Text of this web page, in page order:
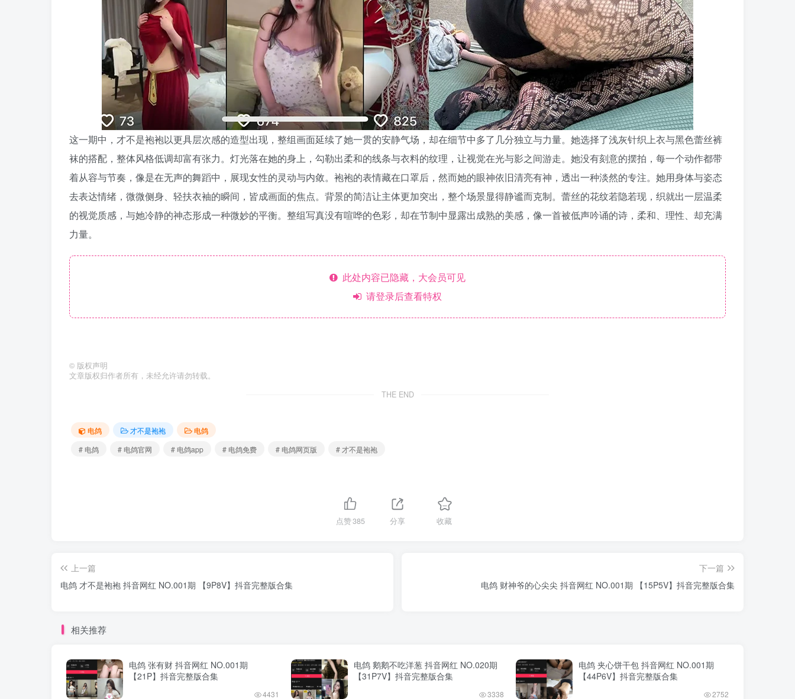
这一期中，才不是袍袍以更具层次感的造型出现，整组画面延续了她一贯的安静气场，却在细节中多了几分独立与力量。她选择了浅灰针织上衣与黑色蕾丝裤
袜的搭配，整体风格低调却富有张力。灯光落在她的身上，勾勒出柔和的线条与衣料的纹理，让视觉在光与影之间游走。她没有刻意的摆拍，每一个动作都带
着从容与节奏，像是在无声的舞蹈中，展现女性的灵动与内敛。袍袍的表情藏在口罩后，然而她的眼神依旧清亮有神，透出一种淡然的专注。她用身体与姿态
去表达情绪，微微侧身、轻扶衣袖的瞬间，皆成画面的焦点。背景的简洁让主体更加突出，整个场景显得静谧而克制。蕾丝的花纹若隐若现，织就出一层温柔
的视觉质感，与她冷静的神态形成一种微妙的平衡。整组写真没有喧哗的色彩，却在节制中显露出成熟的美感，像一首被低声吟诵的诗，柔和、理性、却充满
力量。
此处内容已隐藏，大会员可见
请登录后查看特权
© 版权声明
文章版权归作者所有，未经允许请勿转载。
THE END
电鸽 才不是袍袍
电鸽
# 电鸽
# 电鸽官网 # 电鸽app # 电鸽免费 # 电鸽网页版 # 才不是袍袍
点赞385 分享 收藏
上一篇
电鸽 才不是袍袍 抖音网红 NO.001期 【9P8V】抖音完整版合集
下一篇
电鸽 财神爷的心尖尖 抖音网红 NO.001期 【15P5V】抖音完整版合集
相关推荐
电鸽 张有财 抖音网红 NO.001期
【21P】抖音完整版合集
4431
电鸽 鹅鹅不吃洋葱 抖音网红 NO.020期
【31P7V】抖音完整版合集
3338
电鸽 夹心饼干包 抖音网红 NO.001期
【44P6V】抖音完整版合集
2752